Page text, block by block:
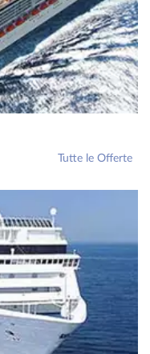
Tutte le Offerte